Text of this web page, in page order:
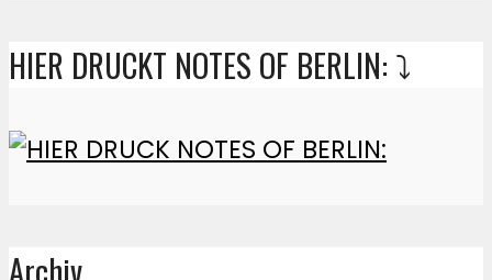
HIER DRUCKT NOTES OF BERLIN: ⤵️
Archiv